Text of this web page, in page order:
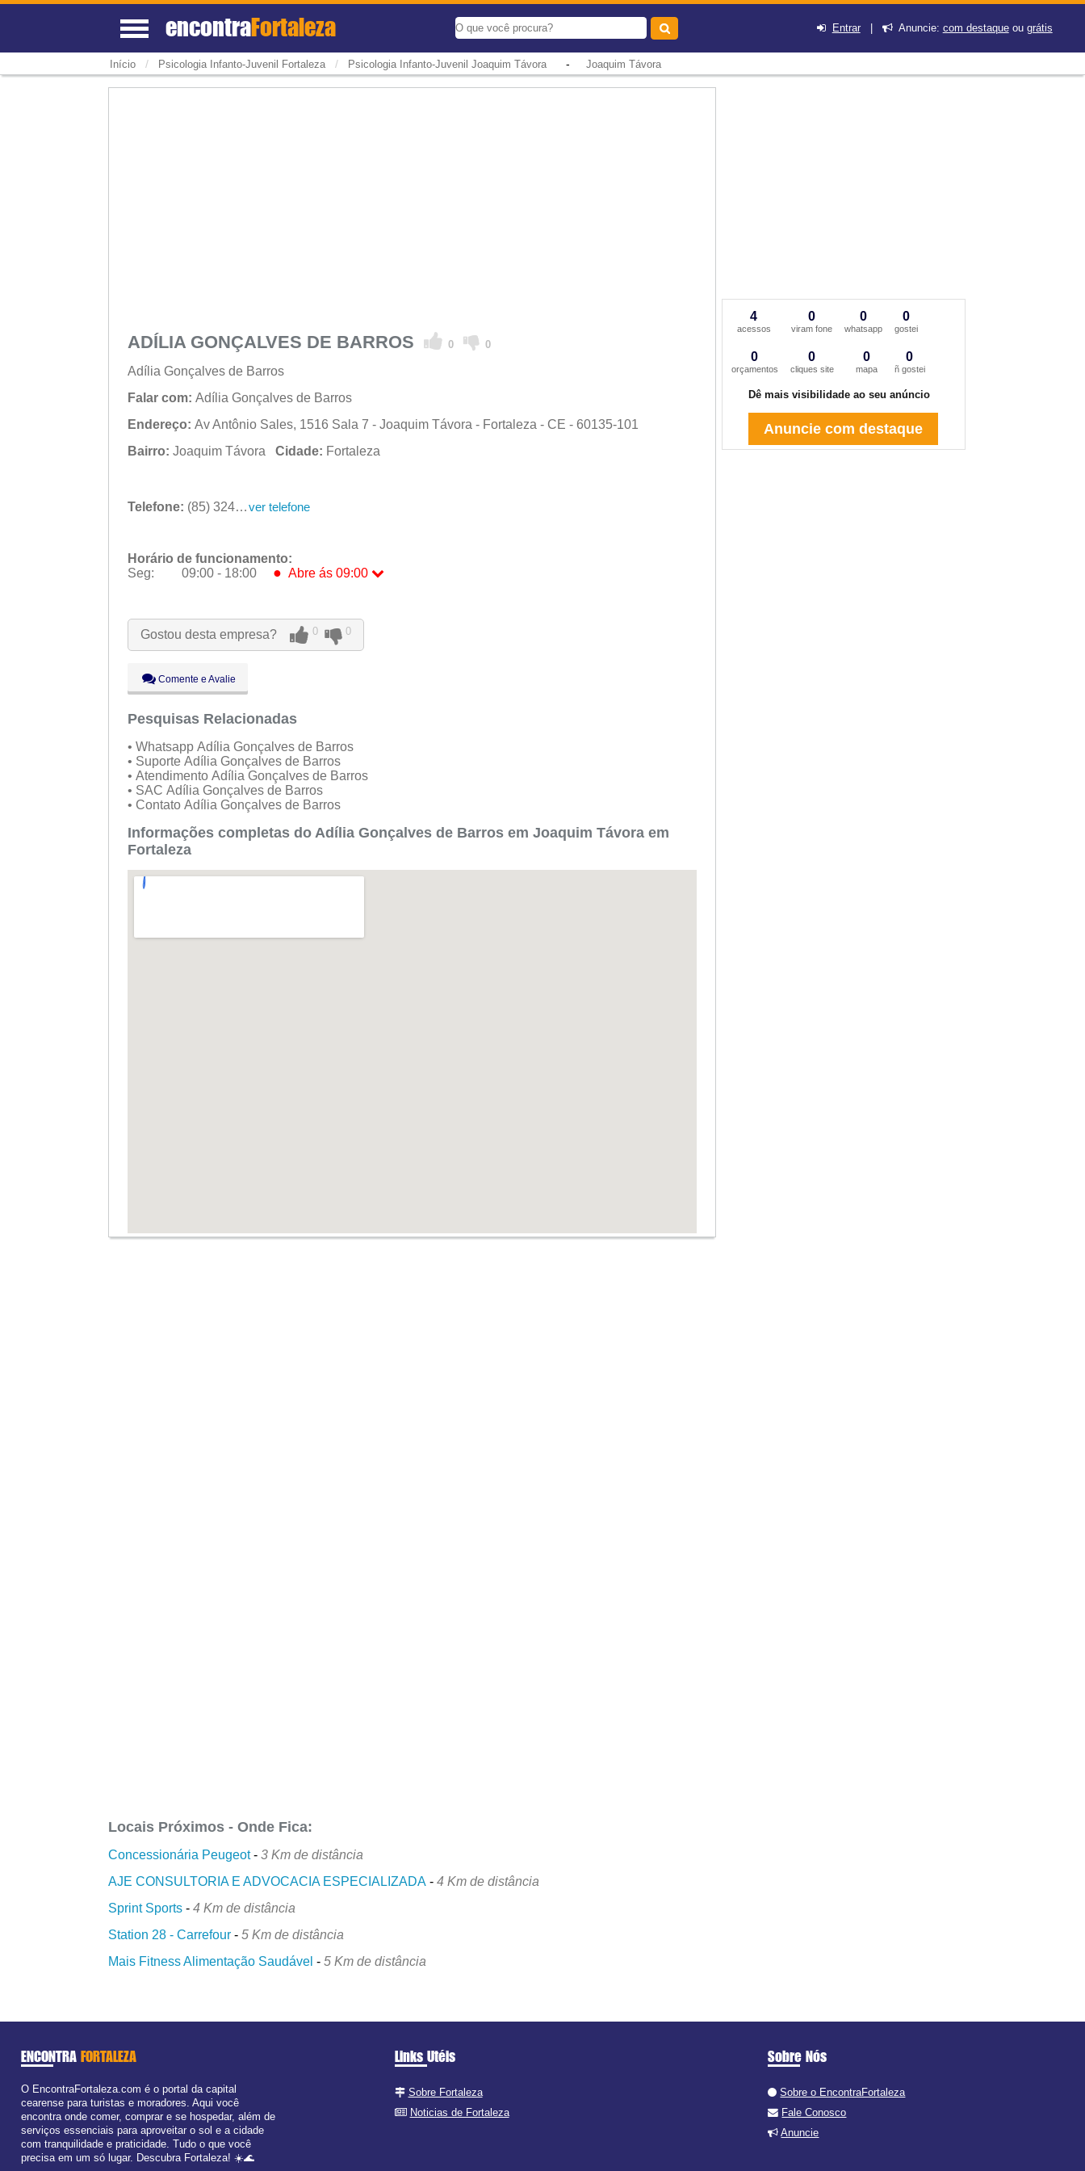
encontraFortaleza Entrar| Anuncie: com destaqueou grátis
Início / Psicologia Infanto-Juvenil Fortaleza / Psicologia Infanto-Juvenil Joaquim Távora- Joaquim Távora
ADÍLIA GONÇALVES DE BARROS 0 0
Adília Gonçalves de Barros
Falar com: Adília Gonçalves de Barros
Endereço: Av Antônio Sales, 1516 Sala 7 - Joaquim Távora - Fortaleza - CE - 60135-101
Bairro: Joaquim Távora Cidade: Fortaleza
Telefone: (85) 3246-9799 ver telefone
Horário de funcionamento:
Seg:
09:00 - 18:00 ● Abre ás 09:00
Qua:
09:00 - 18:00
Qui:
09:00 - 18:00
Sáb:
Dom:
Fechado
Gostou desta empresa? 0 0
Comente e Avalie
Pesquisas Relacionadas
• Whatsapp Adília Gonçalves de Barros
• Suporte Adília Gonçalves de Barros
• Atendimento Adília Gonçalves de Barros
• SAC Adília Gonçalves de Barros
• Contato Adília Gonçalves de Barros
Informações completas do Adília Gonçalves de Barros em Joaquim Távora em
Fortaleza
Locais Próximos - Onde Fica:
Concessionária Peugeot-3 Km de distância
AJE CONSULTORIA E ADVOCACIA ESPECIALIZADA -4 Km de distância
Sprint Sports -4 Km de distância
Station 28 - Carrefour -5 Km de distância
Mais Fitness Alimentação Saudável -5 Km de distância
4
acessos
0
viram fone
0
whatsapp
0
gostei
0
orçamentos
0
cliques site
0
mapa
0
ñ gostei
Dê mais visibilidade ao seu anúncio
Anuncie com destaque
ENCONTRA FORTALEZA
O EncontraFortaleza.com é o portal da capital
cearense para turistas e moradores. Aqui você
encontra onde comer, comprar e se hospedar, além de
serviços essenciais para aproveitar o sol e a cidade
com tranquilidade e praticidade. Tudo o que você
precisa em um só lugar. Descubra Fortaleza! ☀️🌊
Links Utéis
Sobre Fortaleza
Noticias de Fortaleza
Sobre Nós
Sobre o EncontraFortaleza
Fale Conosco
Anuncie